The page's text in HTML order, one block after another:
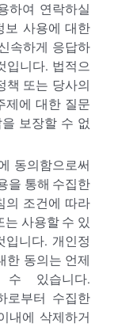
하여 연락하실
보 사용에 대한
속하게 응답하
입니다. 법적으
책 또는 당사의
제에 대한 질문
보장할 수 없
동의함으로써
을 통해 수집한
의 조건에 따라
는 사용할 수 있
니다. 개인정
한 동의는 언제
있습니다.
로부터 수집한
내에 삭제하거